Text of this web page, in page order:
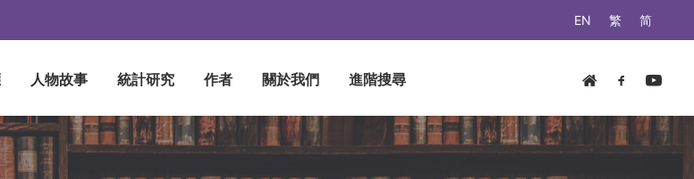
EN 繁 简
人物故事 統計研究 作者 關於我們 進階搜尋